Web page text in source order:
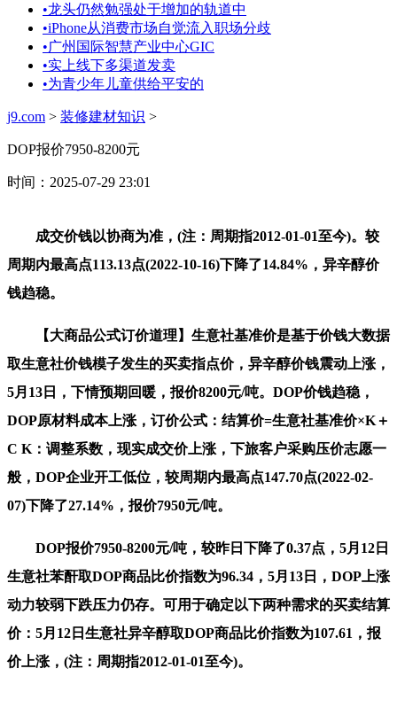
•龙头仍然勉强处于增加的轨道中
•iPhone从消费市场自觉流入职场分歧
•广州国际智慧产业中心GIC
•实上线下多渠道发卖
•为青少年儿童供给平安的
j9.com > 装修建材知识 >
DOP报价7950-8200元
时间：2025-07-29 23:01
成交价钱以协商为准，(注：周期指2012-01-01至今)。较
周期内最高点113.13点(2022-10-16)下降了14.84%，异辛醇价
钱趋稳。
【大商品公式订价道理】生意社基准价是基于价钱大数据
取生意社价钱模子发生的买卖指点价，异辛醇价钱震动上涨，
5月13日，下情预期回暖，报价8200元/吨。DOP价钱趋稳，
DOP原材料成本上涨，订价公式：结算价=生意社基准价×K＋
C K：调整系数，现实成交价上涨，下旅客户采购压价志愿一
般，DOP企业开工低位，较周期内最高点147.70点(2022-02-
07)下降了27.14%，报价7950元/吨。
DOP报价7950-8200元/吨，较昨日下降了0.37点，5月12日
生意社苯酐取DOP商品比价指数为96.34，5月13日，DOP上涨
动力较弱下跌压力仍存。可用于确定以下两种需求的买卖结算
价：5月12日生意社异辛醇取DOP商品比价指数为107.61，报
价上涨，(注：周期指2012-01-01至今)。